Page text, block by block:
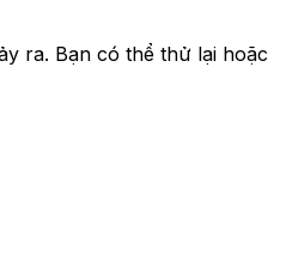
ra. Bạn có thể thử lại hoặc